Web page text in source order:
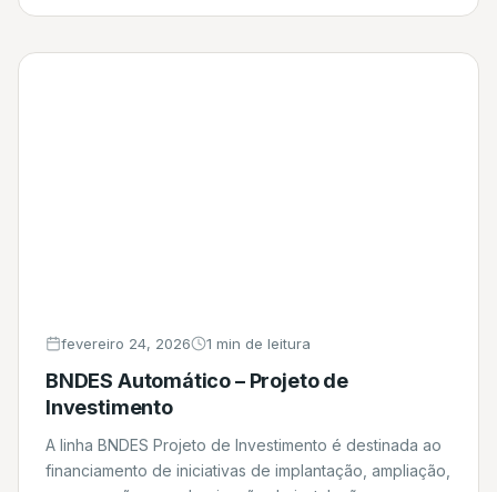
fevereiro 24, 2026 1 min de leitura
BNDES Automático – Projeto de
Investimento
A linha BNDES Projeto de Investimento é destinada ao
financiamento de iniciativas de implantação, ampliação,